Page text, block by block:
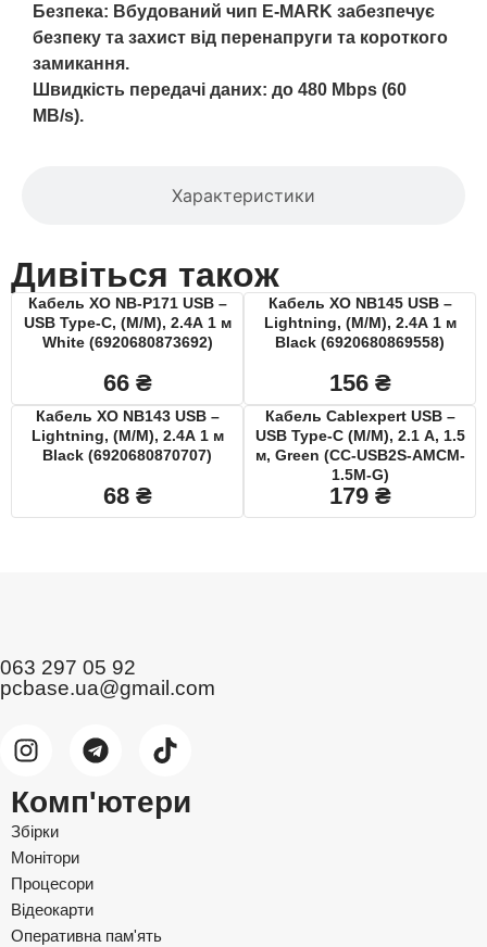
Характеристики
Безпека: Вбудований чип E-MARK забезпечує
безпеку та захист від перенапруги та короткого
замикання.
Швидкість передачі даних: до 480 Mbps (60
MB/s).
Дивіться також
Кабель XO NB-P171 USB –
USB Type-C, (M/M), 2.4A 1 м
White (6920680873692)
66 ₴
Кабель XO NB145 USB –
Lightning, (M/M), 2.4A 1 м
Black (6920680869558)
156 ₴
Кабель XO NB143 USB –
Lightning, (M/M), 2.4A 1 м
Black (6920680870707)
68 ₴
Кабель Cablexpert USB –
USB Type-C (M/M), 2.1 A, 1.5
м, Green (CC-USB2S-AMCM-
1.5M-G)
179 ₴
063 297 05 92
pcbase.ua@gmail.com
Комп'ютери
Збірки
Монітори
Процесори
Відеокарти
Оперативна пам'ять